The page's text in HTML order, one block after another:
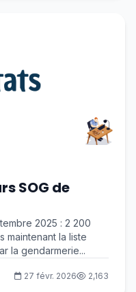
SOG de
2025 : 2 200
maintenant la liste
la gendarmerie...
27 févr. 2026 2,163